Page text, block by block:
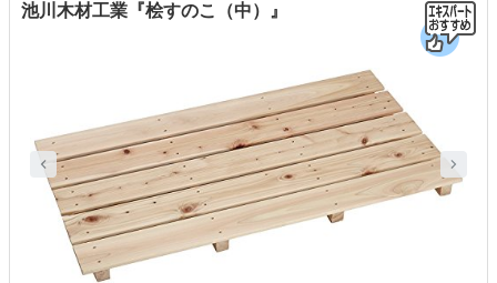
池川木材工業『桧すのこ（中）』